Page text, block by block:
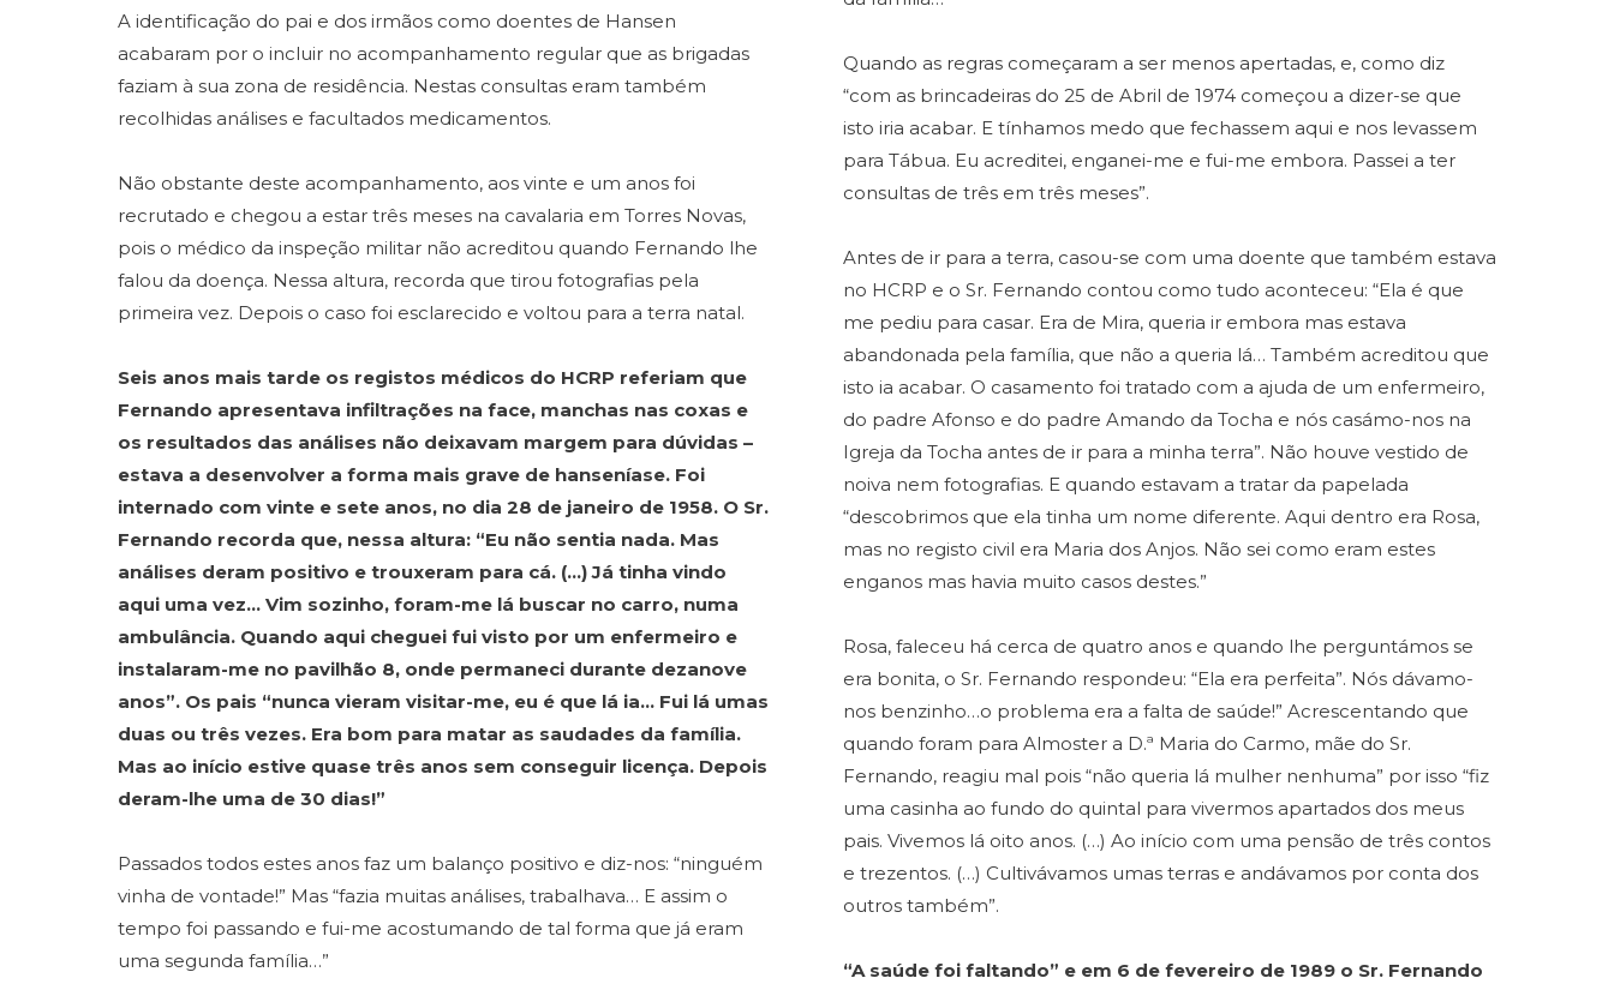
A identificação do pai e dos irmãos como doentes de Hansen
acabaram por o incluir no acompanhamento regular que as brigadas
faziam à sua zona de residência. Nestas consultas eram também
recolhidas análises e facultados medicamentos.
Não obstante deste acompanhamento, aos vinte e um anos foi
recrutado e chegou a estar três meses na cavalaria em Torres Novas,
pois o médico da inspeção militar não acreditou quando Fernando lhe
falou da doença. Nessa altura, recorda que tirou fotografias pela
primeira vez. Depois o caso foi esclarecido e voltou para a terra natal.
Seis anos mais tarde os registos médicos do HCRP referiam que
Fernando apresentava infiltrações na face, manchas nas coxas e
os resultados das análises não deixavam margem para dúvidas –
estava a desenvolver a forma mais grave de hanseníase. Foi
internado com vinte e sete anos, no dia 28 de janeiro de 1958. O Sr.
Fernando recorda que, nessa altura: “Eu não sentia nada. Mas
análises deram positivo e trouxeram para cá. (…) Já tinha vindo
aqui uma vez… Vim sozinho, foram-me lá buscar no carro, numa
ambulância. Quando aqui cheguei fui visto por um enfermeiro e
instalaram-me no pavilhão 8, onde permaneci durante dezanove
anos”. Os pais “nunca vieram visitar-me, eu é que lá ia… Fui lá umas
duas ou três vezes. Era bom para matar as saudades da família.
Mas ao início estive quase três anos sem conseguir licença. Depois
deram-lhe uma de 30 dias!”
Passados todos estes anos faz um balanço positivo e diz-nos: “ninguém
vinha de vontade!” Mas “fazia muitas análises, trabalhava… E assim o
tempo foi passando e fui-me acostumando de tal forma que já eram
uma segunda família…”
Quando as regras começaram a ser menos apertadas, e, como diz
“com as brincadeiras do 25 de Abril de 1974 começou a dizer-se que
isto iria acabar. E tínhamos medo que fechassem aqui e nos levassem
para Tábua. Eu acreditei, enganei-me e fui-me embora. Passei a ter
consultas de três em três meses”.
Antes de ir para a terra, casou-se com uma doente que também estava
no HCRP e o Sr. Fernando contou como tudo aconteceu: “Ela é que
me pediu para casar. Era de Mira, queria ir embora mas estava
abandonada pela família, que não a queria lá… Também acreditou que
isto ia acabar. O casamento foi tratado com a ajuda de um enfermeiro,
do padre Afonso e do padre Amando da Tocha e nós casámo-nos na
Igreja da Tocha antes de ir para a minha terra”. Não houve vestido de
noiva nem fotografias. E quando estavam a tratar da papelada
“descobrimos que ela tinha um nome diferente. Aqui dentro era Rosa,
mas no registo civil era Maria dos Anjos. Não sei como eram estes
enganos mas havia muito casos destes.”
Rosa, faleceu há cerca de quatro anos e quando lhe perguntámos se
era bonita, o Sr. Fernando respondeu: “Ela era perfeita”. Nós dávamo-
nos benzinho…o problema era a falta de saúde!” Acrescentando que
quando foram para Almoster a D.ª Maria do Carmo, mãe do Sr.
Fernando, reagiu mal pois “não queria lá mulher nenhuma” por isso “fiz
uma casinha ao fundo do quintal para vivermos apartados dos meus
pais. Vivemos lá oito anos. (…) Ao início com uma pensão de três contos
e trezentos. (…) Cultivávamos umas terras e andávamos por conta dos
outros também”.
“A saúde foi faltando” e em 6 de fevereiro de 1989 o Sr. Fernando